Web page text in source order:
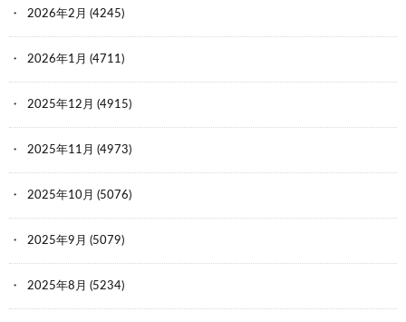
2026年2月 (4245)
2026年1月 (4711)
2025年12月 (4915)
2025年11月 (4973)
2025年10月 (5076)
2025年9月 (5079)
2025年8月 (5234)